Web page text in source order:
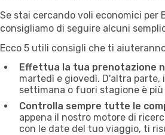
Se stai cercando voli economici per
consigliamo di seguire alcuni
Ecco 5 utili consigli che ti
Effettua la tua prenotazione
martedì e giovedì. D'altra
settimana o fuori stagione è
Controlla sempre tutte le
appena il nostro motore di
con le date del tuo viaggio, ti